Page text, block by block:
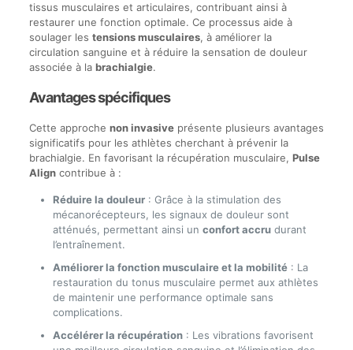
tissus musculaires et articulaires, contribuant ainsi à
restaurer une fonction optimale. Ce processus aide à
soulager les tensions musculaires, à améliorer la
circulation sanguine et à réduire la sensation de douleur
associée à la brachialgie.
Avantages spécifiques
Cette approche non invasiveprésente plusieurs avantages
significatifs pour les athlètes cherchant à prévenir la
brachialgie. En favorisant la récupération musculaire, Pulse
Aligncontribue à :
Réduire la douleur: Grâce à la stimulation des
mécanorécepteurs, les signaux de douleur sont
atténués, permettant ainsi un confort accrudurant
l’entraînement.
Améliorer la fonction musculaire et la mobilité: La
restauration du tonus musculaire permet aux athlètes
de maintenir une performance optimale sans
complications.
Accélérer la récupération: Les vibrations favorisent